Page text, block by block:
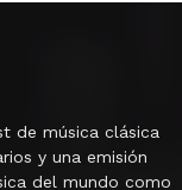
de música clásica
y una emisión
del mundo como